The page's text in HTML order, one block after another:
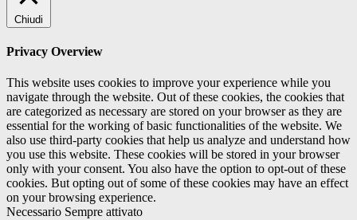
Chiudi
Privacy Overview
This website uses cookies to improve your experience while you
navigate through the website. Out of these cookies, the cookies that
are categorized as necessary are stored on your browser as they are
essential for the working of basic functionalities of the website. We
also use third-party cookies that help us analyze and understand how
you use this website. These cookies will be stored in your browser
only with your consent. You also have the option to opt-out of these
cookies. But opting out of some of these cookies may have an effect
on your browsing experience.
Necessario Sempre attivato